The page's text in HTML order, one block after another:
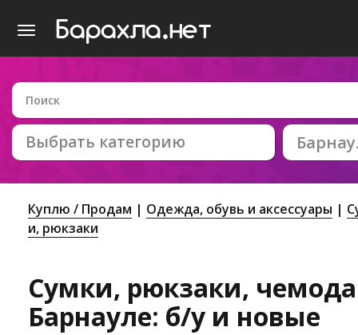
Выбрать категорию
Куплю / Продам Одежда, обувь и аксессуары
и, рюкзаки
Сумки, рюкзаки,
Барнауле: б/у и новые